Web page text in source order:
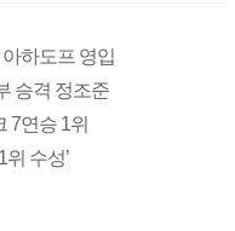
하도프 영입
승격 정조준
7연승 1위
수성’